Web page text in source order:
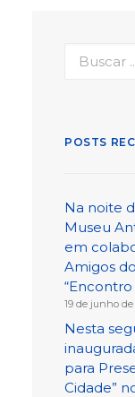
POSTS
Na noite
Museu
em
Amigos
“Encontro
19 de junho
Nesta
para
Cidade”